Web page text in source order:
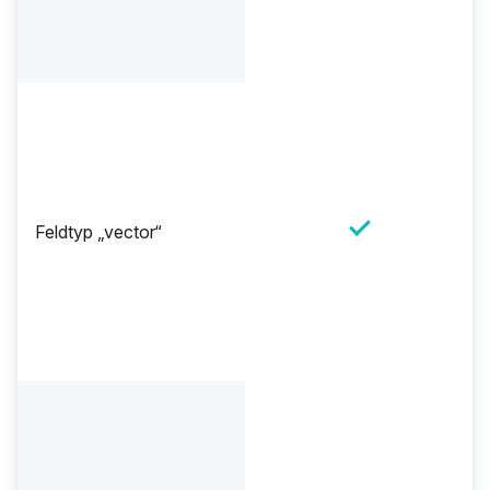
Feldtyp „vector“